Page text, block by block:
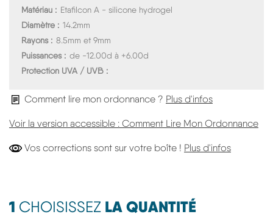
Matériau
Etafilcon A - silicone hydrogel
Diamètre
14.2mm
Rayons
8.5mm et 9mm
Puissances
de -12.00d à +6.00d
Protection UVA / UVB
Comment lire mon ordonnance ? Plus d'infos
Voir la version accessible : Comment Lire Mon Ordonnance
Vos corrections sont sur votre boîte ! Plus d'infosVos
1 CHOISISSEZ LA QUANTITÉ